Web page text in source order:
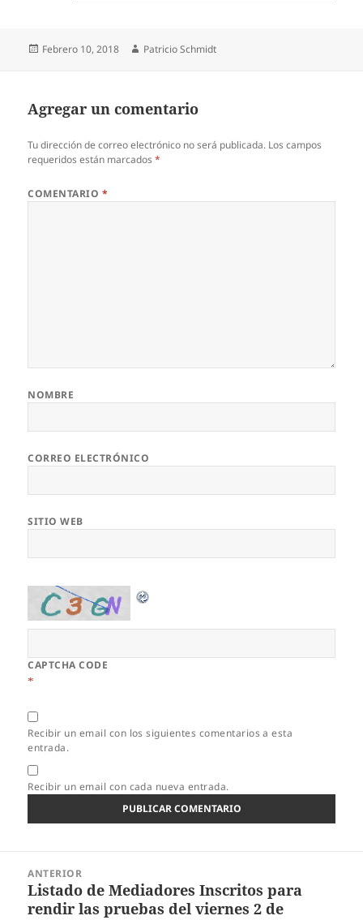
Publicado
Febrero 10, 2018 Autor
Patricio Schmidt
Agregar un comentario
Tu dirección de correo electrónico no será publicada. Los campos
requeridos están marcados*
COMENTARIO *
NOMBRE
CORREO ELECTRÓNICO
SITIO WEB
CAPTCHA CODE
*
Recibir un email con los siguientes comentarios a esta
entrada.
Recibir un email con cada nueva entrada.
entradas
ANTERIOR
Entrada
anterior:
Listado de Mediadores Inscritos para
rendir las pruebas del viernes 2 de